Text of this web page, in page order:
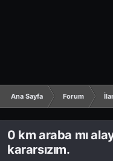
Ana Sayfa Forum
0 km araba mı
kararsızım.